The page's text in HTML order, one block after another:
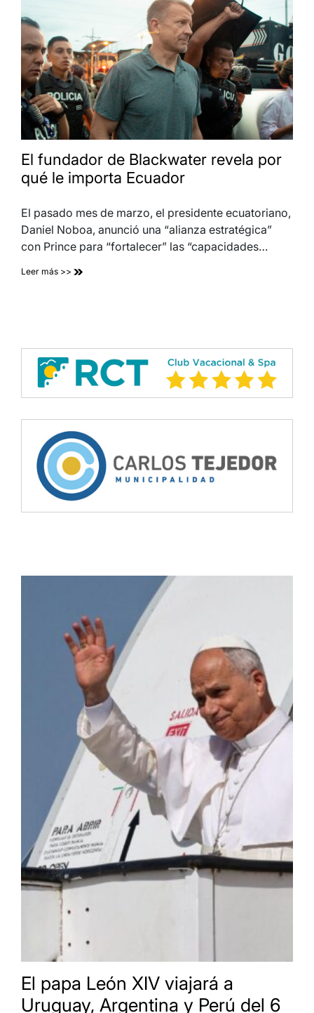
El fundador de Blackwater revela por
qué le importa Ecuador
El pasado mes de marzo, el presidente ecuatoriano,
Daniel Noboa, anunció una “alianza estratégica”
con Prince para “fortalecer” las “capacidades…
Leer más >>
El papa León XIV viajará a
Uruguay, Argentina y Perú del 6